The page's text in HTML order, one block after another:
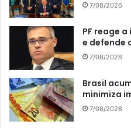
7/08/2026
PF reage
e defende
7/08/2026
Brasil
minimiza
7/08/2026